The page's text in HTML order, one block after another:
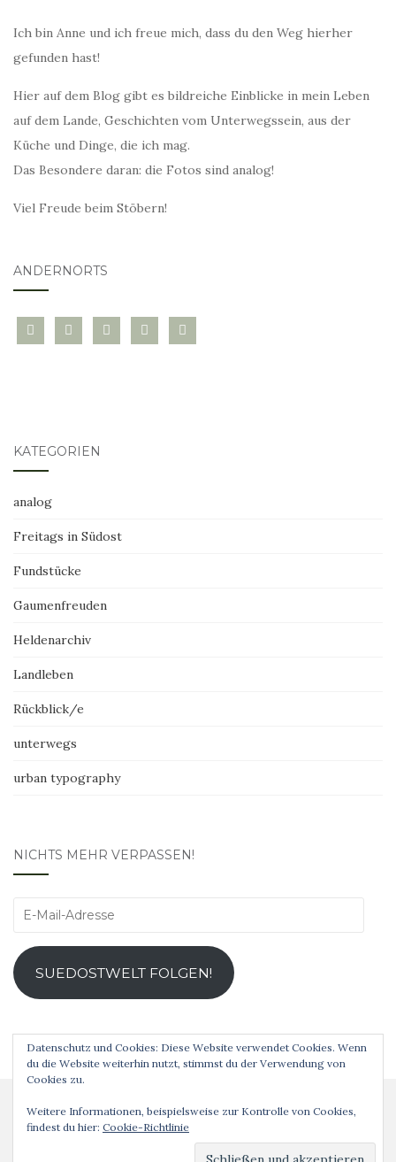
Ich bin Anne und ich freue mich, dass du den Weg hierher
gefunden hast!
Hier auf dem Blog gibt es bildreiche Einblicke in mein Leben
auf dem Lande, Geschichten vom Unterwegssein, aus der
Küche und Dinge, die ich mag.
Das Besondere daran: die Fotos sind analog!
Viel Freude beim Stöbern!
ANDERNORTS
bloglovininstagramtwitter pinterest
mail
KATEGORIEN
analog
Freitags in Südost
Fundstücke
Gaumenfreuden
Heldenarchiv
Landleben
Rückblick/e
unterwegs
urban typography
NICHTS MEHR VERPASSEN!
E-
Adresse
SUEDOSTWELT FOLGEN!
Datenschutz und Cookies: Diese Website verwendet Cookies. Wenn
du die Website weiterhin nutzt, stimmst du der Verwendung von
Cookies zu.
Weitere Informationen, beispielsweise zur Kontrolle von Cookies,
findest du hier: Cookie-Richtlinie
Analog ist schöner! © 2019 Theme vonColorlibPowered byWordPress